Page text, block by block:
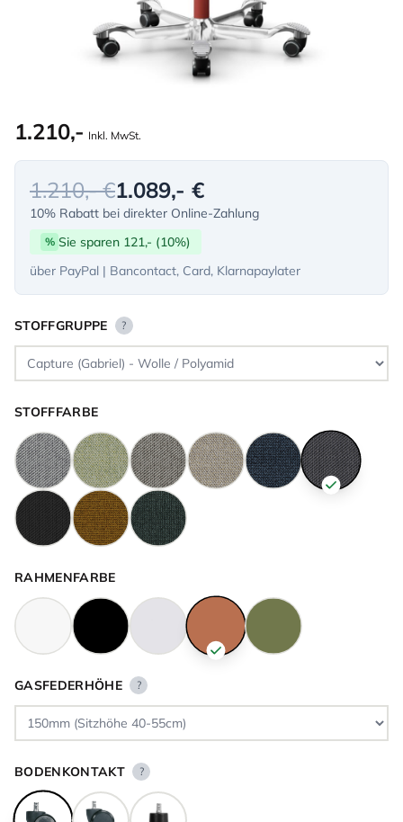
1.210,- Inkl. MwSt.
1.210,- €1.089,- €
10% Rabatt bei direkter Online-Zahlung
% Sie sparen 121,- (10%)
über PayPal | Bancontact, Card, Klarnapaylater
STOFFGRUPPE ?
STOFFFARBE
RAHMENFARBE
GASFEDERHÖHE ?
BODENKONTAKT ?